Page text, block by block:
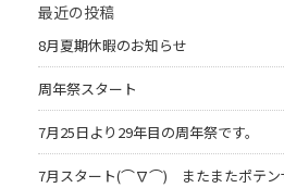
最近の投稿
8月夏期休暇のお知らせ
周年祭スタート
7月25日より29年目の周年祭です。
7月スタート(⌒∇⌒) またまたポテン